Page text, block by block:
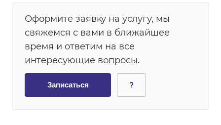
Оформите заявку на услугу, мы
свяжемся с вами в ближайшее
время и ответим на все
интересующие вопросы.
Записаться ?